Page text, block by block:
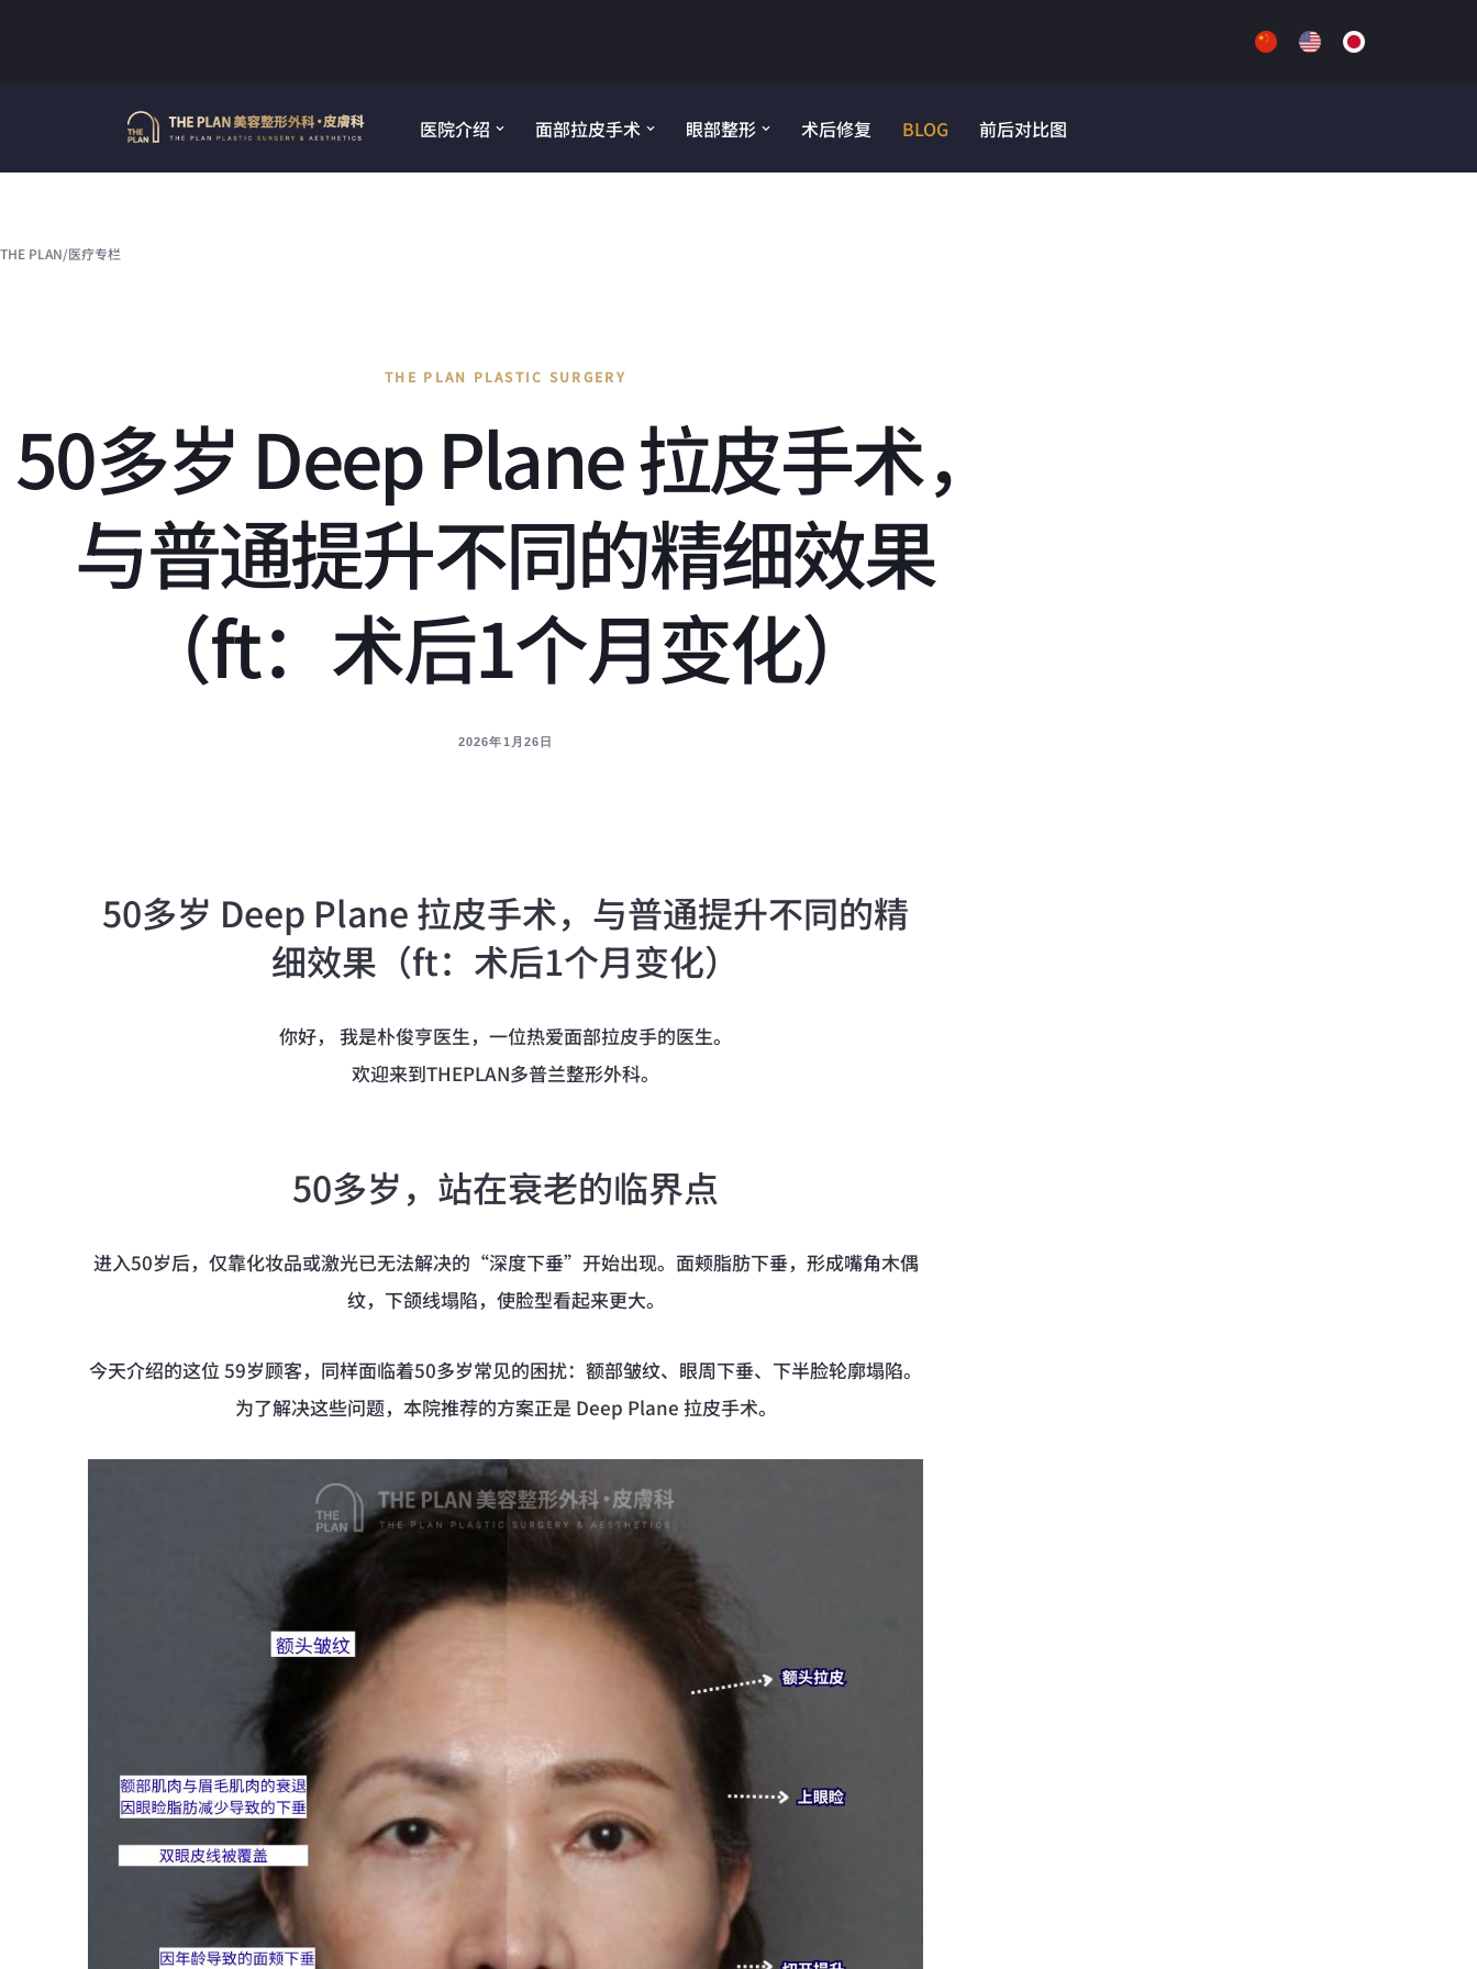
医院介绍 面部拉皮手术 眼部整形 术后修复 BLOG 前后对比图
THE PLAN/医疗专栏
THE PLAN PLASTIC SURGERY
50多岁 Deep Plane 拉皮手术，
与普通提升不同的精细效果
（ft：术后1个月变化）
2026年1月26日
50多岁 Deep Plane 拉皮手术，与普通提升不同的精
细效果（ft：术后1个月变化）
你好， 我是朴俊亨医生，一位热爱面部拉皮手的医生。
欢迎来到THEPLAN多普兰整形外科。
50多岁，站在衰老的临界点
进入50岁后，仅靠化妆品或激光已无法解决的“深度下垂”开始出现。面颊脂肪下垂，形成嘴角木偶
纹，下颌线塌陷，使脸型看起来更大。
今天介绍的这位 59岁顾客，同样面临着50多岁常见的困扰：额部皱纹、眼周下垂、下半脸轮廓塌陷。
为了解决这些问题，本院推荐的方案正是 Deep Plane 拉皮手术。